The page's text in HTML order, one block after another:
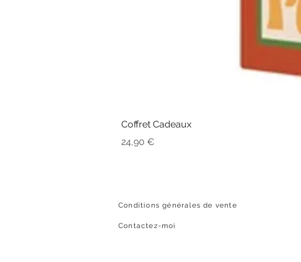
Coffret Cadeaux
Prix
24,90 €
Conditions générales de vente
Contactez-moi